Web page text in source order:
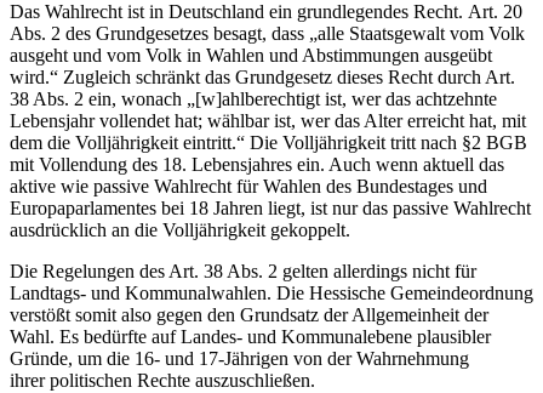
Das Wahlrecht ist in Deutschland ein grundlegendes Recht. Art. 20
Abs. 2 des Grundgesetzes besagt, dass „alle Staatsgewalt vom Volk
ausgeht und vom Volk in Wahlen und Abstimmungen ausgeübt
wird.“ Zugleich schränkt das Grundgesetz dieses Recht durch Art.
38 Abs. 2 ein, wonach „[w]ahlberechtigt ist, wer das achtzehnte
Lebensjahr vollendet hat; wählbar ist, wer das Alter erreicht hat, mit
dem die Volljährigkeit eintritt.“ Die Volljährigkeit tritt nach §2 BGB
mit Vollendung des 18. Lebensjahres ein. Auch wenn aktuell das
aktive wie passive Wahlrecht für Wahlen des Bundestages und
Europaparlamentes bei 18 Jahren liegt, ist nur das passive Wahlrecht
ausdrücklich an die Volljährigkeit gekoppelt.
Die Regelungen des Art. 38 Abs. 2 gelten allerdings nicht für
Landtags- und Kommunalwahlen. Die Hessische Gemeindeordnung
verstößt somit also gegen den Grundsatz der Allgemeinheit der
Wahl. Es bedürfte auf Landes- und Kommunalebene plausibler
Gründe, um die 16- und 17-Jährigen von der Wahrnehmung
ihrer politischen Rechte auszuschließen.